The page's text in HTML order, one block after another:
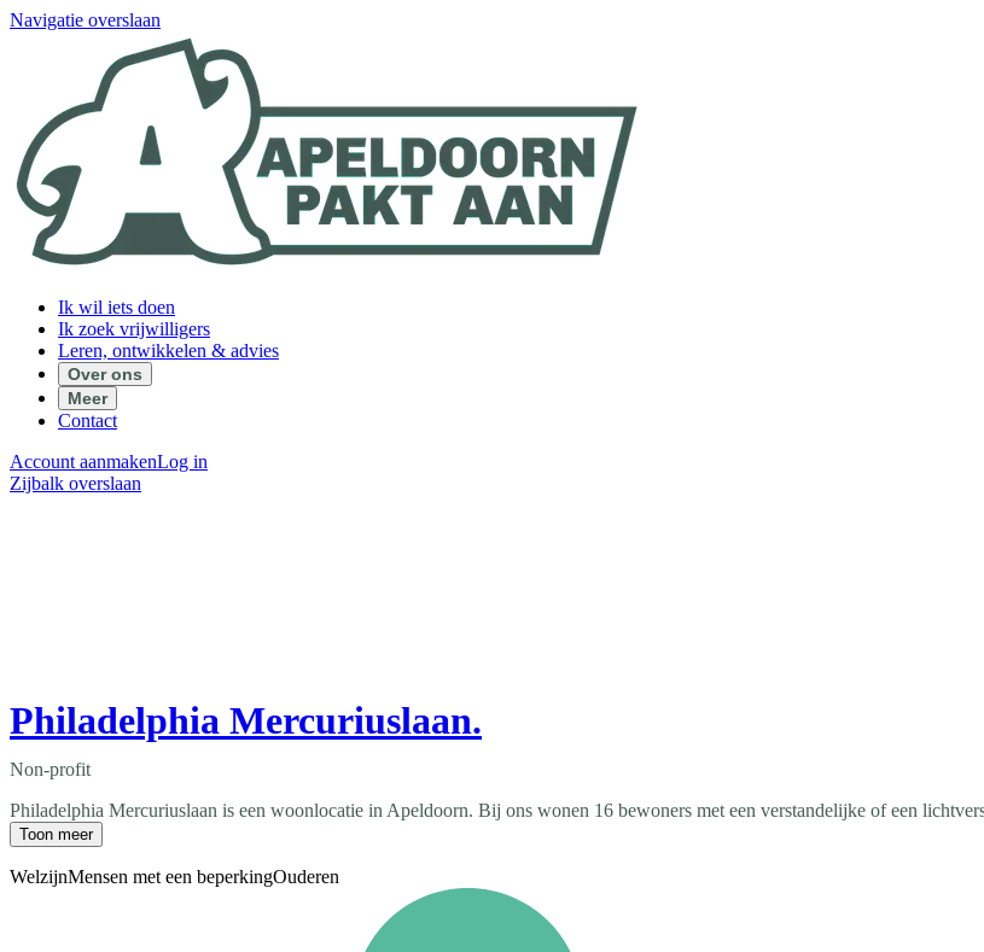
Navigatie overslaan
Ik wil iets doen
Ik zoek vrijwilligers
Leren, ontwikkelen & advies
Over ons
Meer
Contact
Account aanmakenLog in
Zijbalk overslaan
Philadelphia Mercuriuslaan.
Non-profit
Philadelphia Mercuriuslaan is een woonlocatie in Apeldoorn. Bij ons wonen 16 bewoners met een verstandelijke of een
Toon meer
WelzijnMensen met een beperkingOuderen